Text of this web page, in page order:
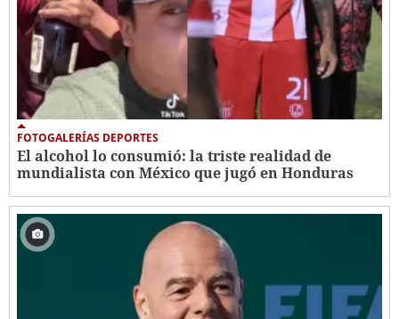
FOTOGALERÍAS DEPORTES
El alcohol lo consumió: la triste realidad de
mundialista con México que jugó en Honduras